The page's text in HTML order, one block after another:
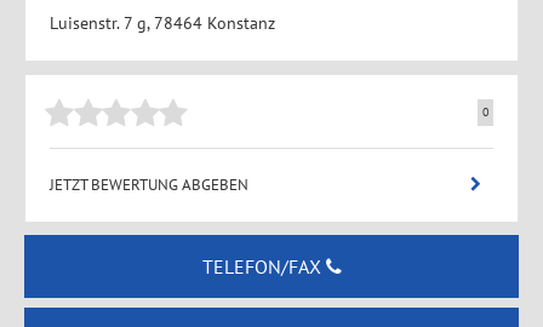
Luisenstr. 7 g, 78464 Konstanz
0
JETZT BEWERTUNG ABGEBEN
TELEFON/FAX